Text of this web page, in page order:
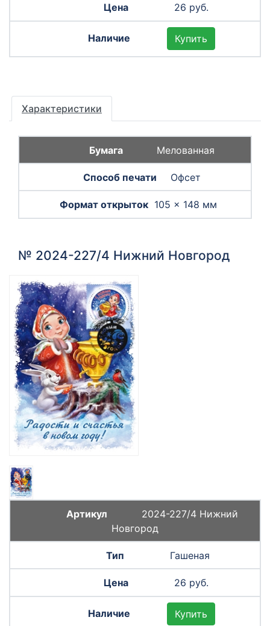
26 руб.
Купить
Характеристики
Мелованная
Офсет
105 × 148 мм
№ 2024-227/4 Нижний Новгород
2024-227/4 Нижний
Новгород
Гашеная
26 руб.
Купить